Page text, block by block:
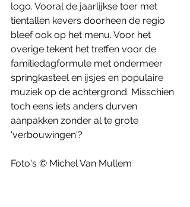
logo. Vooral de jaarlijkse toer met
tientallen kevers doorheen de regio
bleef ook op het menu. Voor het
overige tekent het treffen voor de
familiedagformule met ondermeer
springkasteel en ijsjes en populaire
muziek op de achtergrond. Misschien
toch eens iets anders durven
aanpakken zonder al te grote
'verbouwingen'?
Foto's © Michel Van Mullem